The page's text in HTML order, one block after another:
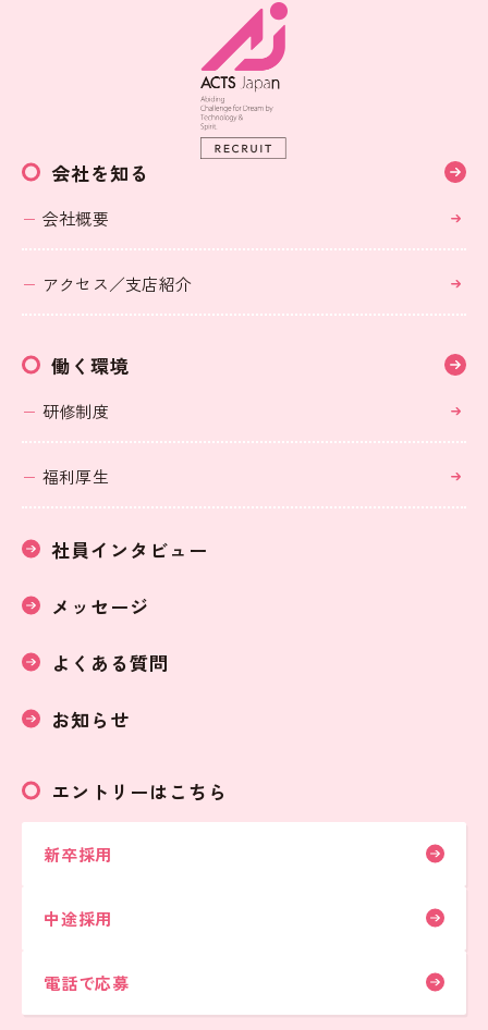
会社を知る
会社概要
アクセス／支店紹介
働く環境
研修制度
福利厚生
社員インタビュー
メッセージ
よくある質問
お知らせ
エントリーはこちら
新卒採用
中途採用
電話で応募